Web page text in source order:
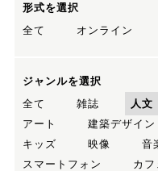
形式を選択
全て
オンライン
ジャンルを選択
全て
雑誌 人文
アート
建築デザイン
キッズ
映像 音
スマートフォン
カフ